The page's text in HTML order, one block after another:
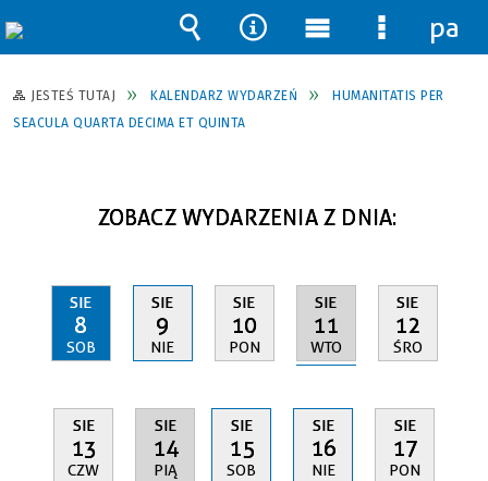
JESTEŚ TUTAJ KALENDARZ WYDARZEŃ
HUMANITATIS PER
SEACULA QUARTA DECIMA ET QUINTA
ZOBACZ WYDARZENIA Z DNIA:
SIE
8
SOB
SIE
9
NIE
SIE
10
PON
SIE
11
WTO
SIE
12
ŚRO
SIE
13
CZW
SIE
14
PIĄ
SIE
15
SOB
SIE
16
NIE
SIE
17
PON
Wyszukiwarka
Narzędzia
Menu
główne
Menu